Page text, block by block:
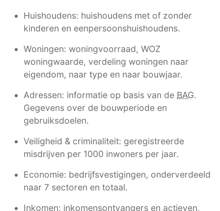
Huishoudens: huishoudens met of zonder
kinderen en eenpersoonshuishoudens.
Woningen: woningvoorraad, WOZ
woningwaarde, verdeling woningen naar
eigendom, naar type en naar bouwjaar.
Adressen: informatie op basis van de BAG.
Gegevens over de bouwperiode en
gebruiksdoelen.
Veiligheid & criminaliteit: geregistreerde
misdrijven per 1000 inwoners per jaar.
Economie: bedrijfsvestigingen, onderverdeeld
naar 7 sectoren en totaal.
Inkomen: inkomensontvangers en actieven,